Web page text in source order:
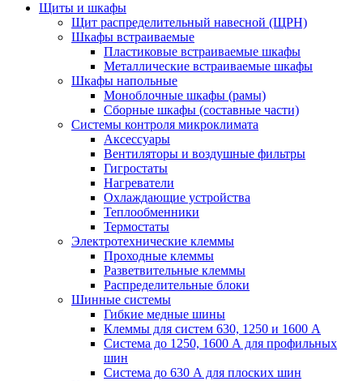
Щиты и шкафы
Щит распределительный навесной (ЩРН)
Шкафы встраиваемые
Пластиковые встраиваемые шкафы
Металлические встраиваемые шкафы
Шкафы напольные
Моноблочные шкафы (рамы)
Сборные шкафы (составные части)
Системы контроля микроклимата
Аксессуары
Вентиляторы и воздушные фильтры
Гигростаты
Нагреватели
Охлаждающие устройства
Теплообменники
Термостаты
Электротехнические клеммы
Проходные клеммы
Разветвительные клеммы
Распределительные блоки
Шинные системы
Гибкие медные шины
Клеммы для систем 630, 1250 и 1600 А
Система до 1250, 1600 А для профильных
шин
Система до 630 А для плоских шин